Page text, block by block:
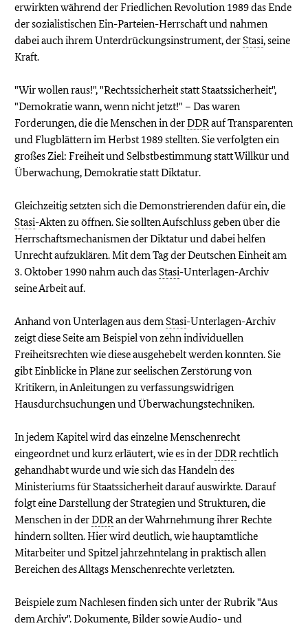
erwirkten während der Friedlichen Revolution 1989 das Ende
der sozialistischen Ein-Parteien-Herrschaft und nahmen
dabei auch ihrem Unterdrückungsinstrument, der Stasi, seine
Kraft.
"Wir wollen raus!", "Rechtssicherheit statt Staatssicherheit",
"Demokratie wann, wenn nicht jetzt!" – Das waren
Forderungen, die die Menschen in derDDRauf Transparenten
und Flugblättern im Herbst 1989 stellten. Sie verfolgten ein
großes Ziel: Freiheit und Selbstbestimmung statt Willkür und
Überwachung, Demokratie statt Diktatur.
Gleichzeitig setzten sich die Demonstrierenden dafür ein, die
Stasi-Akten zu öffnen. Sie sollten Aufschluss geben über die
Herrschaftsmechanismen der Diktatur und dabei helfen
Unrecht aufzuklären. Mit dem Tag der Deutschen Einheit am
3. Oktober 1990 nahm auch das Stasi-Unterlagen-Archiv
seine Arbeit auf.
Anhand von Unterlagen aus dem Stasi-Unterlagen-Archiv
zeigt diese Seite am Beispiel von zehn individuellen
Freiheitsrechten wie diese ausgehebelt werden konnten. Sie
gibt Einblicke in Pläne zur seelischen Zerstörung von
Kritikern, in Anleitungen zu verfassungswidrigen
Hausdurchsuchungen und Überwachungstechniken.
In jedem Kapitel wird das einzelne Menschenrecht
eingeordnet und kurz erläutert, wie es in derDDRrechtlich
gehandhabt wurde und wie sich das Handeln des
Ministeriums für Staatssicherheit darauf auswirkte. Darauf
folgt eine Darstellung der Strategien und Strukturen, die
Menschen in derDDRan der Wahrnehmung ihrer Rechte
hindern sollten. Hier wird deutlich, wie hauptamtliche
Mitarbeiter und Spitzel jahrzehntelang in praktisch allen
Bereichen des Alltags Menschenrechte verletzten.
Beispiele zum Nachlesen finden sich unter der Rubrik "Aus
dem Archiv". Dokumente, Bilder sowie Audio- und